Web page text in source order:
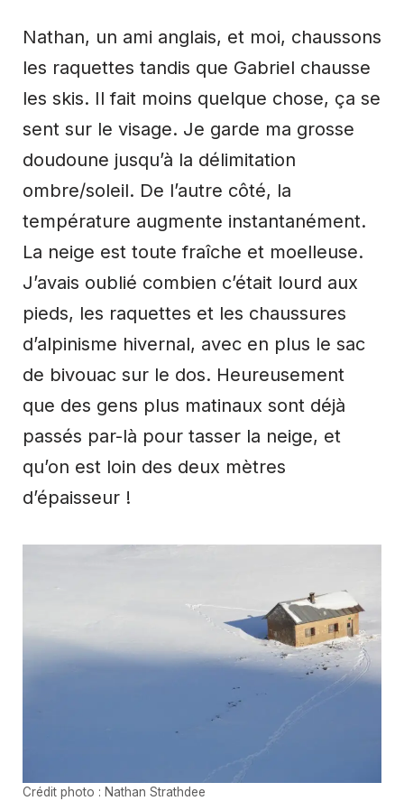
Nathan, un ami anglais, et moi, chaussons
les raquettes tandis que Gabriel chausse
les skis. Il fait moins quelque chose, ça se
sent sur le visage. Je garde ma grosse
doudoune jusqu’à la délimitation
ombre/soleil. De l’autre côté, la
température augmente instantanément.
La neige est toute fraîche et moelleuse.
J’avais oublié combien c’était lourd aux
pieds, les raquettes et les chaussures
d’alpinisme hivernal, avec en plus le sac
de bivouac sur le dos. Heureusement
que des gens plus matinaux sont déjà
passés par-là pour tasser la neige, et
qu’on est loin des deux mètres
d’épaisseur !
Crédit photo : Nathan Strathdee